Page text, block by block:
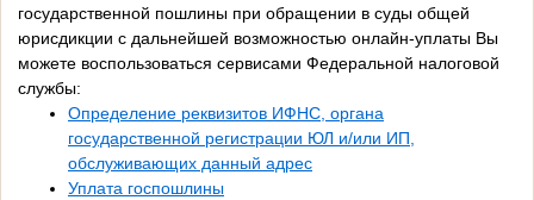
государственной пошлины при обращении в суды общей
юрисдикции с дальнейшей возможностью онлайн-уплаты Вы
можете воспользоваться сервисами Федеральной налоговой
службы:
Определение реквизитов ИФНС, органа
государственной регистрации ЮЛ и/или ИП,
обслуживающих данный адрес
Уплата госпошлины